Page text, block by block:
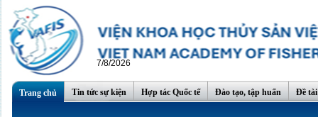
7/8/2026
Trang chủ Tin tức sự kiện Hợp tác Quốc tế Đào tạo, tập huấn Đề